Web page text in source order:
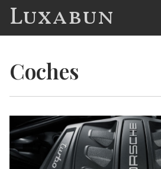
Luxabun
Coches